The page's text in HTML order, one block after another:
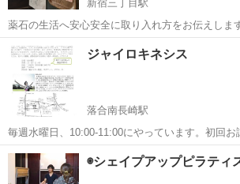
新宿三丁目駅
薬石の生活へ安心安全に取り入れ方をお伝えしま
容へのアプローチの仕方も学べます。 ご自分やご家族への健康ケア
に、 カフェやサロンにもお気軽に取り入れられ
つ、テキスト付き ...
東京 新宿区 新宿三丁目駅
ジャイロキネシス
落合南長崎駅
毎週水曜日、10:00-11:00にやっています。初回お
できます。クラスは椅子に座った状態でご自身の
しながら無理のない範囲で徐々に動かしていきま
心して参加できます。...
東京 新宿区 落合南長崎駅 その他
◉シェイプアップピラティ